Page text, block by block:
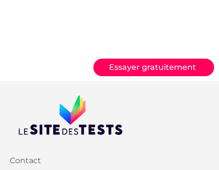
Essayer gratuitement
Contact